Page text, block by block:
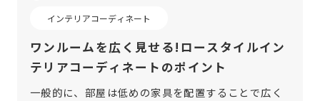
インテリアコーディネート
ワンルームを広く見せる!ロースタイルイン
テリアコーディネートのポイント
一般的に、部屋は低めの家具を配置することで広く